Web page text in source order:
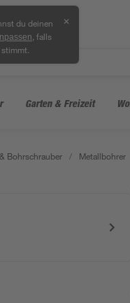
du deinen
, falls
✕
Garten & Freizeit
Bohrschrauber / Metallbohrer